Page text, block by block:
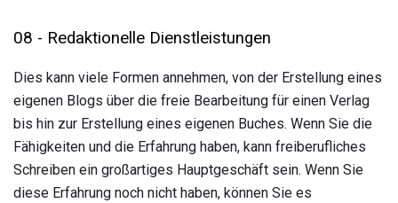
08 - Redaktionelle Dienstleistungen
Dies kann viele Formen annehmen, von der Erstellung eines
eigenen Blogs über die freie Bearbeitung für einen Verlag
bis hin zur Erstellung eines eigenen Buches. Wenn Sie die
Fähigkeiten und die Erfahrung haben, kann freiberufliches
Schreiben ein großartiges Hauptgeschäft sein. Wenn Sie
diese Erfahrung noch nicht haben, können Sie es